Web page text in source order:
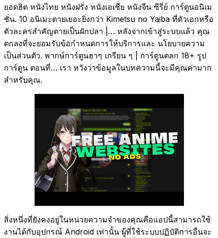
ยอดฮิต หนังไทย หนังฝรั่ง หนังเอเชีย หนังจีน ซีรี่ย์ การ์ตูนอนิเม
ชั่น. 10 อนิเมะตายเยอะยิ่งกว่า Kimetsu no Yaiba ที่ตัวเอกหรือ
ตัวละครสำคัญตายเป็นผักปลา |… หลังจากเข้าสู่ระบบแล้ว คุณ
ตกลงที่จะยอมรับข้อกำหนดการให้บริการและ นโยบายความ
เป็นส่วนตัว. พากษ์การ์ตูนฮาๆ เกรียน ๆ | การ์ตูนตลก 18+ รูป
การ์ตูน ตอนที่… เรา หวังว่าข้อมูลในบทความนี้จะมีคุณค่ามาก
สำหรับคุณ.
สิ่งหนึ่งที่ยังคงอยู่ในหน่วยความจำของคุณคือแอปนี้สามารถใช้
งานได้กับอุปกรณ์ Android เท่านั้น ผู้ที่ใช้ระบบปฏิบัติการอื่นจะ